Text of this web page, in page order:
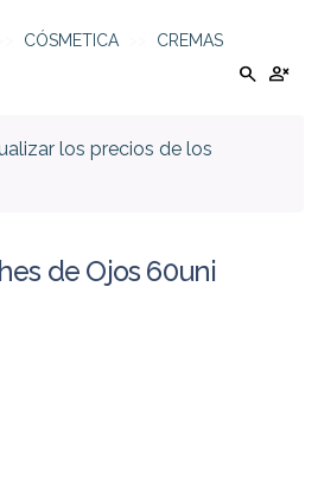
CÓSMETICA CREMAS
search person_cancel
los precios de los
de Ojos 60uni